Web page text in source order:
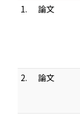
1.
論文
2.
論文